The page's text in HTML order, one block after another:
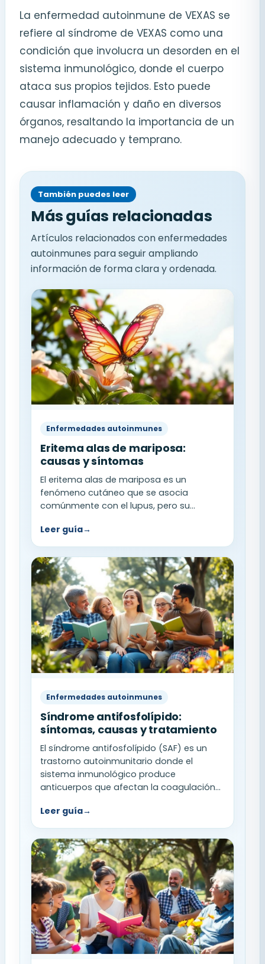
La enfermedad autoinmune de VEXAS se
refiere al síndrome de VEXAS como una
condición que involucra un desorden en el
sistema inmunológico, donde el cuerpo
ataca sus propios tejidos. Esto puede
causar inflamación y daño en diversos
órganos, resaltando la importancia de un
manejo adecuado y temprano.
También puedes leer
Más guías relacionadas
Artículos relacionados con enfermedades
autoinmunes para seguir ampliando
información de forma clara y ordenada.
Enfermedades autoinmunes
Eritema alas de mariposa:
causas y síntomas
El eritema alas de mariposa es un
fenómeno cutáneo que se asocia
comúnmente con el lupus, pero su...
Leer guía→
Enfermedades autoinmunes
Síndrome antifosfolípido:
síntomas, causas y tratamiento
El síndrome antifosfolípido (SAF) es un
trastorno autoinmunitario donde el
sistema inmunológico produce
anticuerpos que afectan la coagulación...
Leer guía→